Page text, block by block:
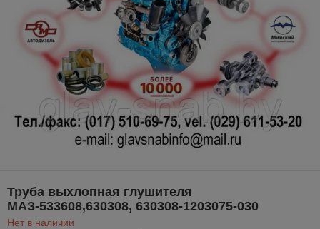
Труба выхлопная глушителя
МАЗ-533608,630308, 630308-1203075-030
Нет в наличии